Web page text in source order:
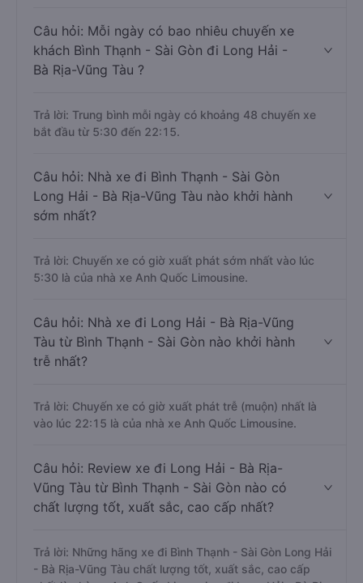
Câu hỏi: Mỗi ngày có bao nhiêu chuyến xe
khách Bình Thạnh - Sài Gòn đi Long Hải -
Bà Rịa-Vũng Tàu ?
Trả lời: Trung bình mỗi ngày có khoảng 48 chuyến xe
bắt đầu từ 5:30 đến 22:15.
Câu hỏi: Nhà xe đi Bình Thạnh - Sài Gòn
Long Hải - Bà Rịa-Vũng Tàu nào khởi hành
sớm nhất?
Trả lời: Chuyến xe có giờ xuất phát sớm nhất vào lúc
5:30 là của nhà xe Anh Quốc Limousine.
Câu hỏi: Nhà xe đi Long Hải - Bà Rịa-Vũng
Tàu từ Bình Thạnh - Sài Gòn nào khởi hành
trễ nhất?
Trả lời: Chuyến xe có giờ xuất phát trễ (muộn) nhất là
vào lúc 22:15 là của nhà xe Anh Quốc Limousine.
Câu hỏi: Review xe đi Long Hải - Bà Rịa-
Vũng Tàu từ Bình Thạnh - Sài Gòn nào có
chất lượng tốt, xuất sắc, cao cấp nhất?
Trả lời: Những hãng xe đi Bình Thạnh - Sài Gòn Long Hải
- Bà Rịa-Vũng Tàu chất lượng tốt, xuất sắc, cao cấp